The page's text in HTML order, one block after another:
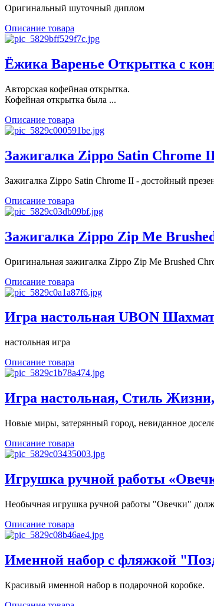
Оригинальный шуточный диплом
Описание товара
Ёжика Варенье Открытка с
Авторская кофейная открытка.
Кофейная открытка была ...
Описание товара
Зажигалка Zippo Satin Chrome
Зажигалка Zippo Satin Chrome II - достойный
Описание товара
Зажигалка Zippo Zip Me
Оригинальная зажигалка Zippo Zip Me Brushed
Описание товара
Игра настольная UBON
настольная игра
Описание товара
Игра настольная, Стиль
Новые миры, затерянный город, невиданное
Описание товара
Игрушка ручной работы
Необычная игрушка ручной работы "Овечки"
Описание товара
Именной набор с фляжкой
Красивый именной набор в подарочной коробке.